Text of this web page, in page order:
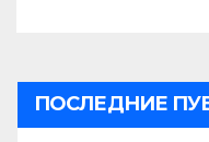
ПОСЛЕДНИЕ